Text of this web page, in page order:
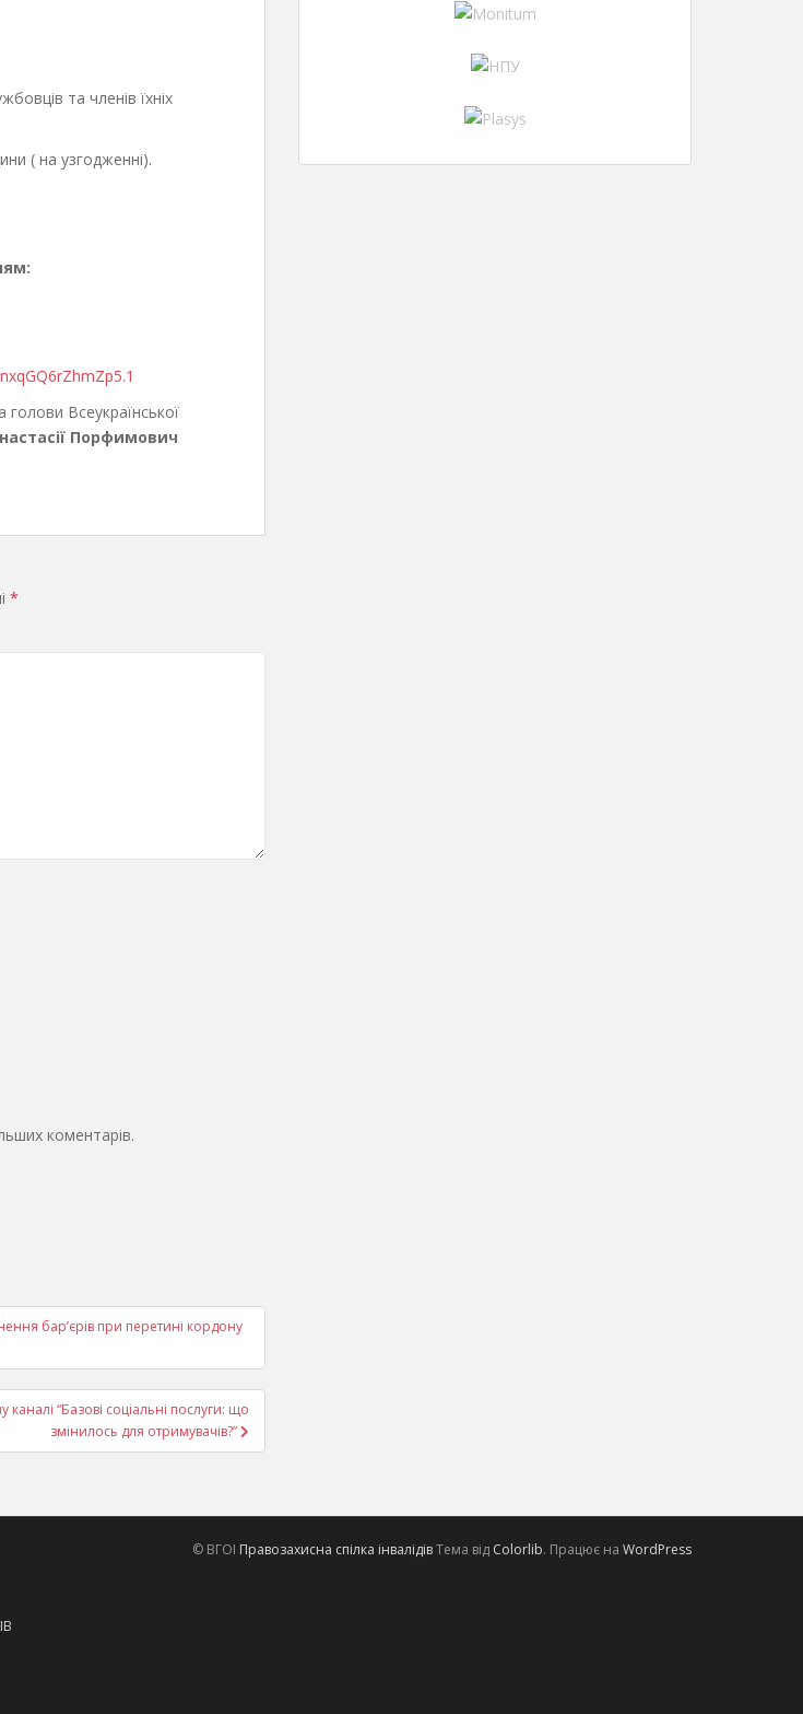
та членів їхніх
( на узгодженні).
Всеукраїнської
Порфимович
*
коментарів.
бар’єрів при перетині кордону
“Базові соціальні послуги: що
змінилось для отримувачів?”
© ВГОІ Правозахисна спілка інвалідівТема від Colorlib. Працює на WordPress